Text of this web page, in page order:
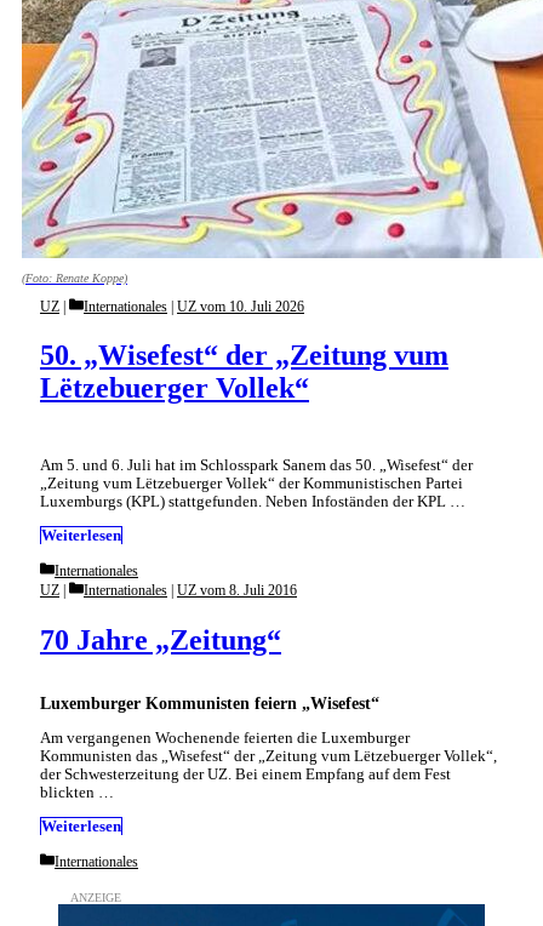
(Foto: Renate Koppe)
50. „Wisefest“ der „Zeitung vum
Lëtzebuerger Vollek“
UZ Categories
Internationales | UZ vom 10. Juli 2026
Am 5. und 6. Juli hat im Schlosspark Sanem das 50. „Wisefest“ der
„Zeitung vum Lëtzebuerger Vollek“ der Kommunistischen Partei
Luxemburgs (KPL) stattgefunden. Neben Infoständen der KPL …
Weiterlesen
Categories
Internationales
Luxemburger Kommunisten feiern „Wisefest“
70 Jahre „Zeitung“
UZ Categories
Internationales | UZ vom 8. Juli 2016
Am vergangenen Wochenende feierten die Luxemburger
Kommunisten das „Wisefest“ der „Zeitung vum Lëtzebuerger Vollek“,
der Schwesterzeitung der UZ. Bei einem Empfang auf dem Fest
blickten …
Weiterlesen
Categories
Internationales